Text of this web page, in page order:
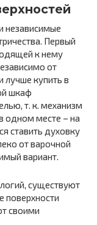
независимые
Первый
к нему
от
лучше купить в
шкаф
т. к. механизм
одном месте – на
ставить духовку
от варочной
вариант.
существуют
поверхности
своими